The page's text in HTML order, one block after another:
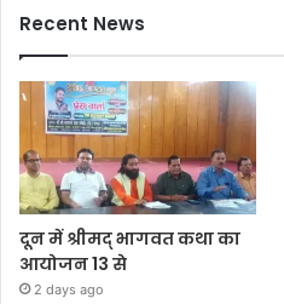
Recent News
दून में श्रीमद् भागवत कथा का
आयोजन 13 से
2 days ago